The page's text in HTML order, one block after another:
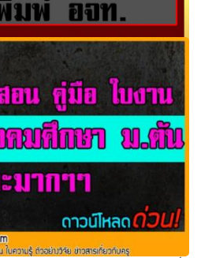
สำนักพิมพ์ อจท. คุณครูดาวน์โหลด